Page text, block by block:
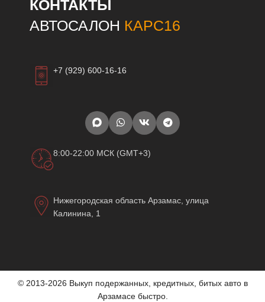
КОНТАКТЫ
АВТОСАЛОН КАРС16
+7 (929) 600-16-16
8:00-22:00 МСК (GMT+3)
Нижегородская область Арзамас, улица
Калинина, 1
© 2013-2026 Выкуп подержанных, кредитных, битых авто в
Арзамасе быстро.